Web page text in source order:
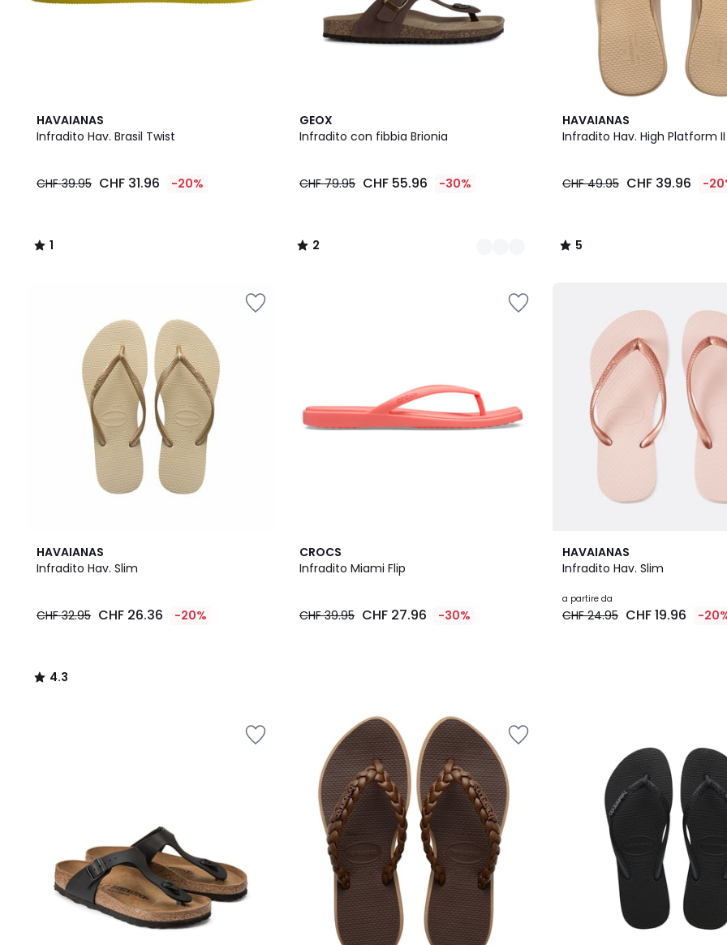
HAVAIANAS
Infradito Hav. Brasil Twist
CHF 39.95 CHF 31.96 -20%
1
/
1
/
GEOX
Infradito con fibbia Brionia
CHF 79.95 CHF 55.96 -30%
2
/
2
Colori
2
/
HAVAIANAS
Infradito Hav. High Platform II
CHF 49.95 CHF 39.96 -
5
/
5
/
HAVAIANAS
Infradito Hav. Slim
CHF 32.95 CHF 26.36 -20%
4.3
/ 5
4.3
/
CROCS
Infradito Miami Flip
CHF 39.95 CHF 27.96 -30%
HAVAIANAS
Infradito Hav. Slim
a partire da
CHF 24.95 CHF 19.96 -